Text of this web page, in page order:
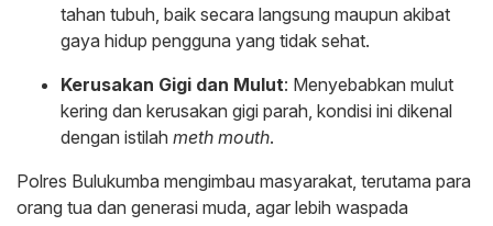
tahan tubuh, baik secara langsung maupun akibat
gaya hidup pengguna yang tidak sehat.
Kerusakan Gigi dan Mulut: Menyebabkan mulut
kering dan kerusakan gigi parah, kondisi ini dikenal
dengan istilah meth mouth.
Polres Bulukumba mengimbau masyarakat, terutama para
orang tua dan generasi muda, agar lebih waspada